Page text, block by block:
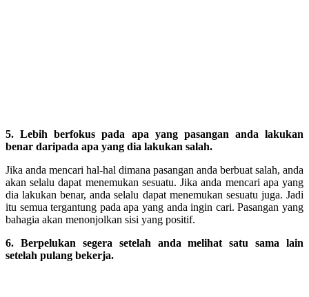
5. Lebih berfokus pada apa yang pasangan anda lakukan
benar daripada apa yang dia lakukan salah.
Jika anda mencari hal-hal dimana pasangan anda berbuat salah, anda
akan selalu dapat menemukan sesuatu. Jika anda mencari apa yang
dia lakukan benar, anda selalu dapat menemukan sesuatu juga. Jadi
itu semua tergantung pada apa yang anda ingin cari. Pasangan yang
bahagia akan menonjolkan sisi yang positif.
6. Berpelukan segera setelah anda melihat satu sama lain
setelah pulang bekerja.